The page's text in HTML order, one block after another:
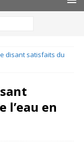
disant satisfaits du
l’eau en